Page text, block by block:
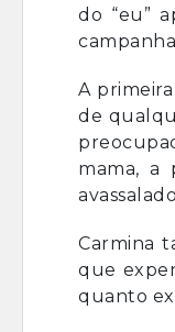
do “eu”
A
de
mama, a
Carmina
que
quanto